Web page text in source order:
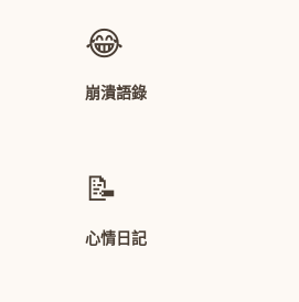
😂
崩潰語錄
📝
心情日記